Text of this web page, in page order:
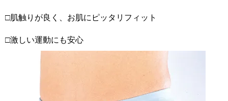
□肌触りが良く、お肌にピッタリフィット
□激しい運動にも安心